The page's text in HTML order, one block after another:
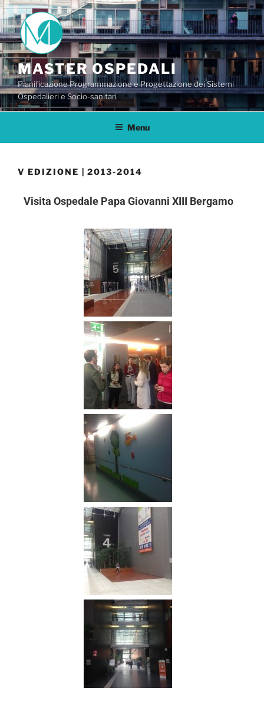
MASTER OSPEDALI
Pianificazione Programmazione e Progettazione dei Sistemi
Ospedalieri e Socio-sanitari
Menu
V EDIZIONE | 2013-2014
Visita Ospedale Papa Giovanni XIII Bergamo